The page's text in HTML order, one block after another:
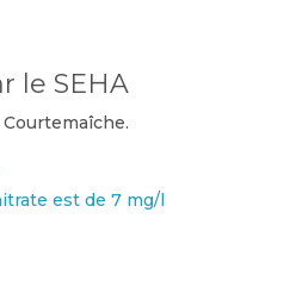
le SEHA
est de 7 mg/l